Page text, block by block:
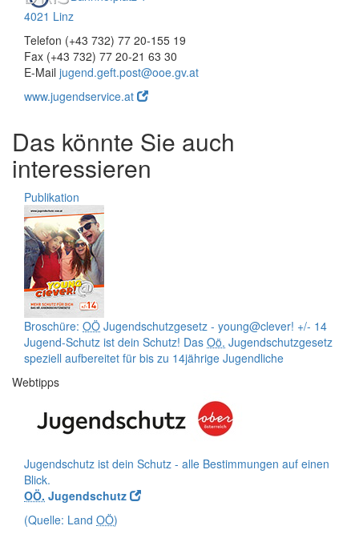
4021 Linz
Telefon (+43 732) 77 20-155 19
Fax (+43 732) 77 20-21 63 30
E-Mail jugend.geft.post@ooe.gv.at
www.jugendservice.at
Das könnte Sie auch
interessieren
Publikation
Broschüre: OÖ Jugendschutzgesetz - young@clever! +/- 14
Jugend-Schutz ist dein Schutz! Das Oö. Jugendschutzgesetz
speziell aufbereitet für bis zu 14jährige Jugendliche
Webtipps
Jugendschutz ist dein Schutz - alle Bestimmungen auf einen
Blick.
OÖ. Jugendschutz
(Quelle: Land OÖ)